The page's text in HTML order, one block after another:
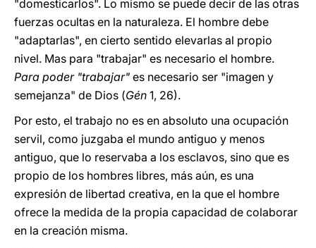
"domesticarlos". Lo mismo se puede decir de las otras
fuerzas ocultas en la naturaleza. El hombre debe
"adaptarlas", en cierto sentido elevarlas al propio
nivel. Mas para "trabajar" es necesario el hombre.
Para poder "trabajar" es necesario ser "imagen y
semejanza" de Dios (Gén 1, 26).
Por esto, el trabajo no es en absoluto una ocupación
servil, como juzgaba el mundo antiguo y menos
antiguo, que lo reservaba a los esclavos, sino que es
propio de los hombres libres, más aún, es una
expresión de libertad creativa, en la que el hombre
ofrece la medida de la propia capacidad de colaborar
en la creación misma.